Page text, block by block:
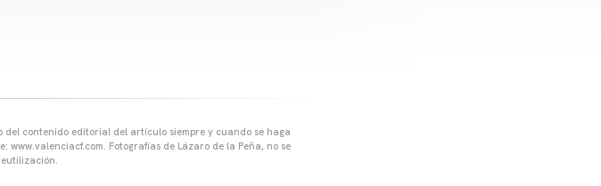
del contenido editorial del artículo siempre y cuando se haga
Fotografías de Lázaro de la Peña, no se